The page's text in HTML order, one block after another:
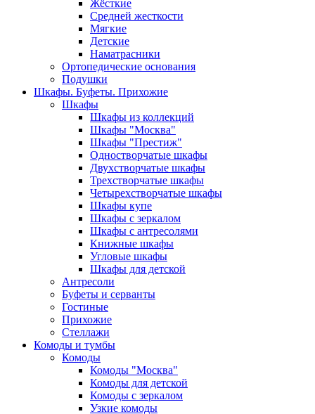
Жёсткие
Средней жесткости
Мягкие
Детские
Наматрасники
Ортопедические основания
Подушки
Шкафы. Буфеты. Прихожие
Шкафы
Шкафы из коллекций
Шкафы "Москва"
Шкафы "Престиж"
Одностворчатые шкафы
Двухстворчатые шкафы
Трехстворчатые шкафы
Четырехстворчатые шкафы
Шкафы купе
Шкафы с зеркалом
Шкафы с антресолями
Книжные шкафы
Угловые шкафы
Шкафы для детской
Антресоли
Буфеты и серванты
Гостиные
Прихожие
Стеллажи
Комоды и тумбы
Комоды
Комоды "Москва"
Комоды для детской
Комоды с зеркалом
Узкие комоды